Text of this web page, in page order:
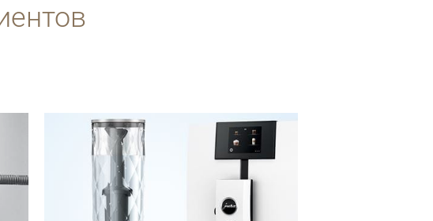
подробнее